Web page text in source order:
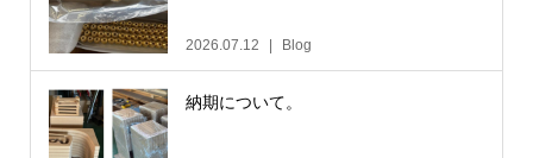
2026.07.12 Blog
納期について。